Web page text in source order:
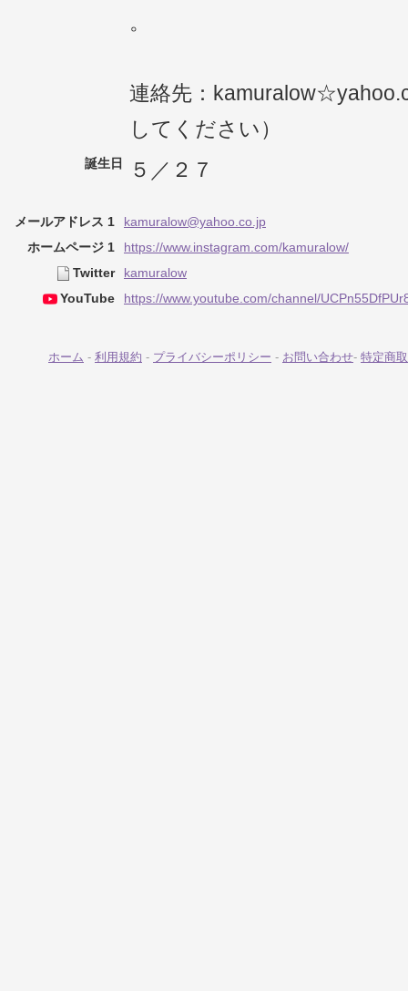
。
連絡先：
してください）
誕生日 ５／２７
メールアドレス 1
kamuralow@yahoo.co.jp
ホームページ 1
https://www.instagram.com/kamuralow/
Twitter
kamuralow
YouTube
https://www.youtube.com/channel/
ホーム - 利用規約 - プライバシーポリシー - お問い合わせ- 特定商